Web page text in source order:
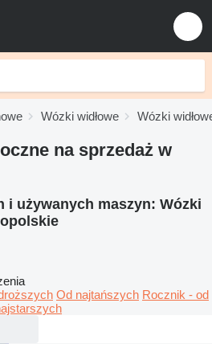
Wózki widłowe Wózki
na sprzedaż w
i używanych maszyn: Wózki
Od najtańszych Rocznik - od